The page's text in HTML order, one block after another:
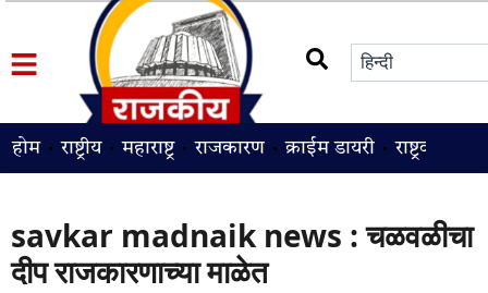
होम राष्ट्रीय महाराष्ट्र राजकारण क्राईम डायरी राष्ट्रवादी
savkar madnaik news : चळवळीचा
दीप राजकारणाच्या माळेत